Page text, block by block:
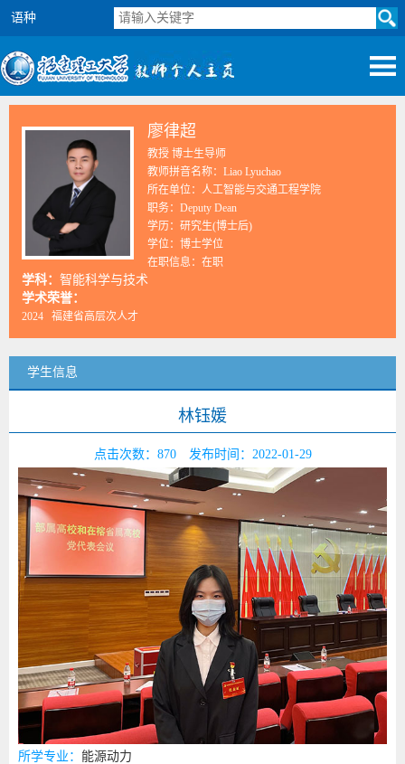
语种
廖律超
教授 博士生导师
教师拼音名称：Liao Lyuchao
所在单位：人工智能与交通工程学院
职务：Deputy Dean
学历：研究生(博士后)
学位：博士学位
在职信息：在职
学科： 智能科学与技术
学术荣誉：
2024 福建省高层次人才
学生信息
林钰媛
点击次数： 870 发布时间：2022-01-29
所学专业： 能源动力